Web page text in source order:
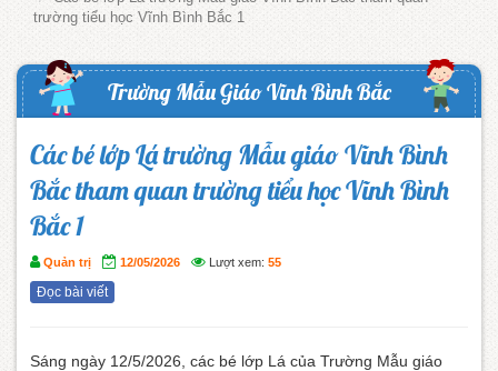
trường tiểu học Vĩnh Bình Bắc 1
Trường Mẫu Giáo Vĩnh Bình Bắc
Các bé lớp Lá trường Mẫu giáo Vĩnh Bình
Bắc tham quan trường tiểu học Vĩnh Bình
Bắc 1
Quản trị 12/05/2026 Lượt xem: 55
Đọc bài viết
Sáng ngày 12/5/2026, các bé lớp Lá của Trường Mẫu giáo